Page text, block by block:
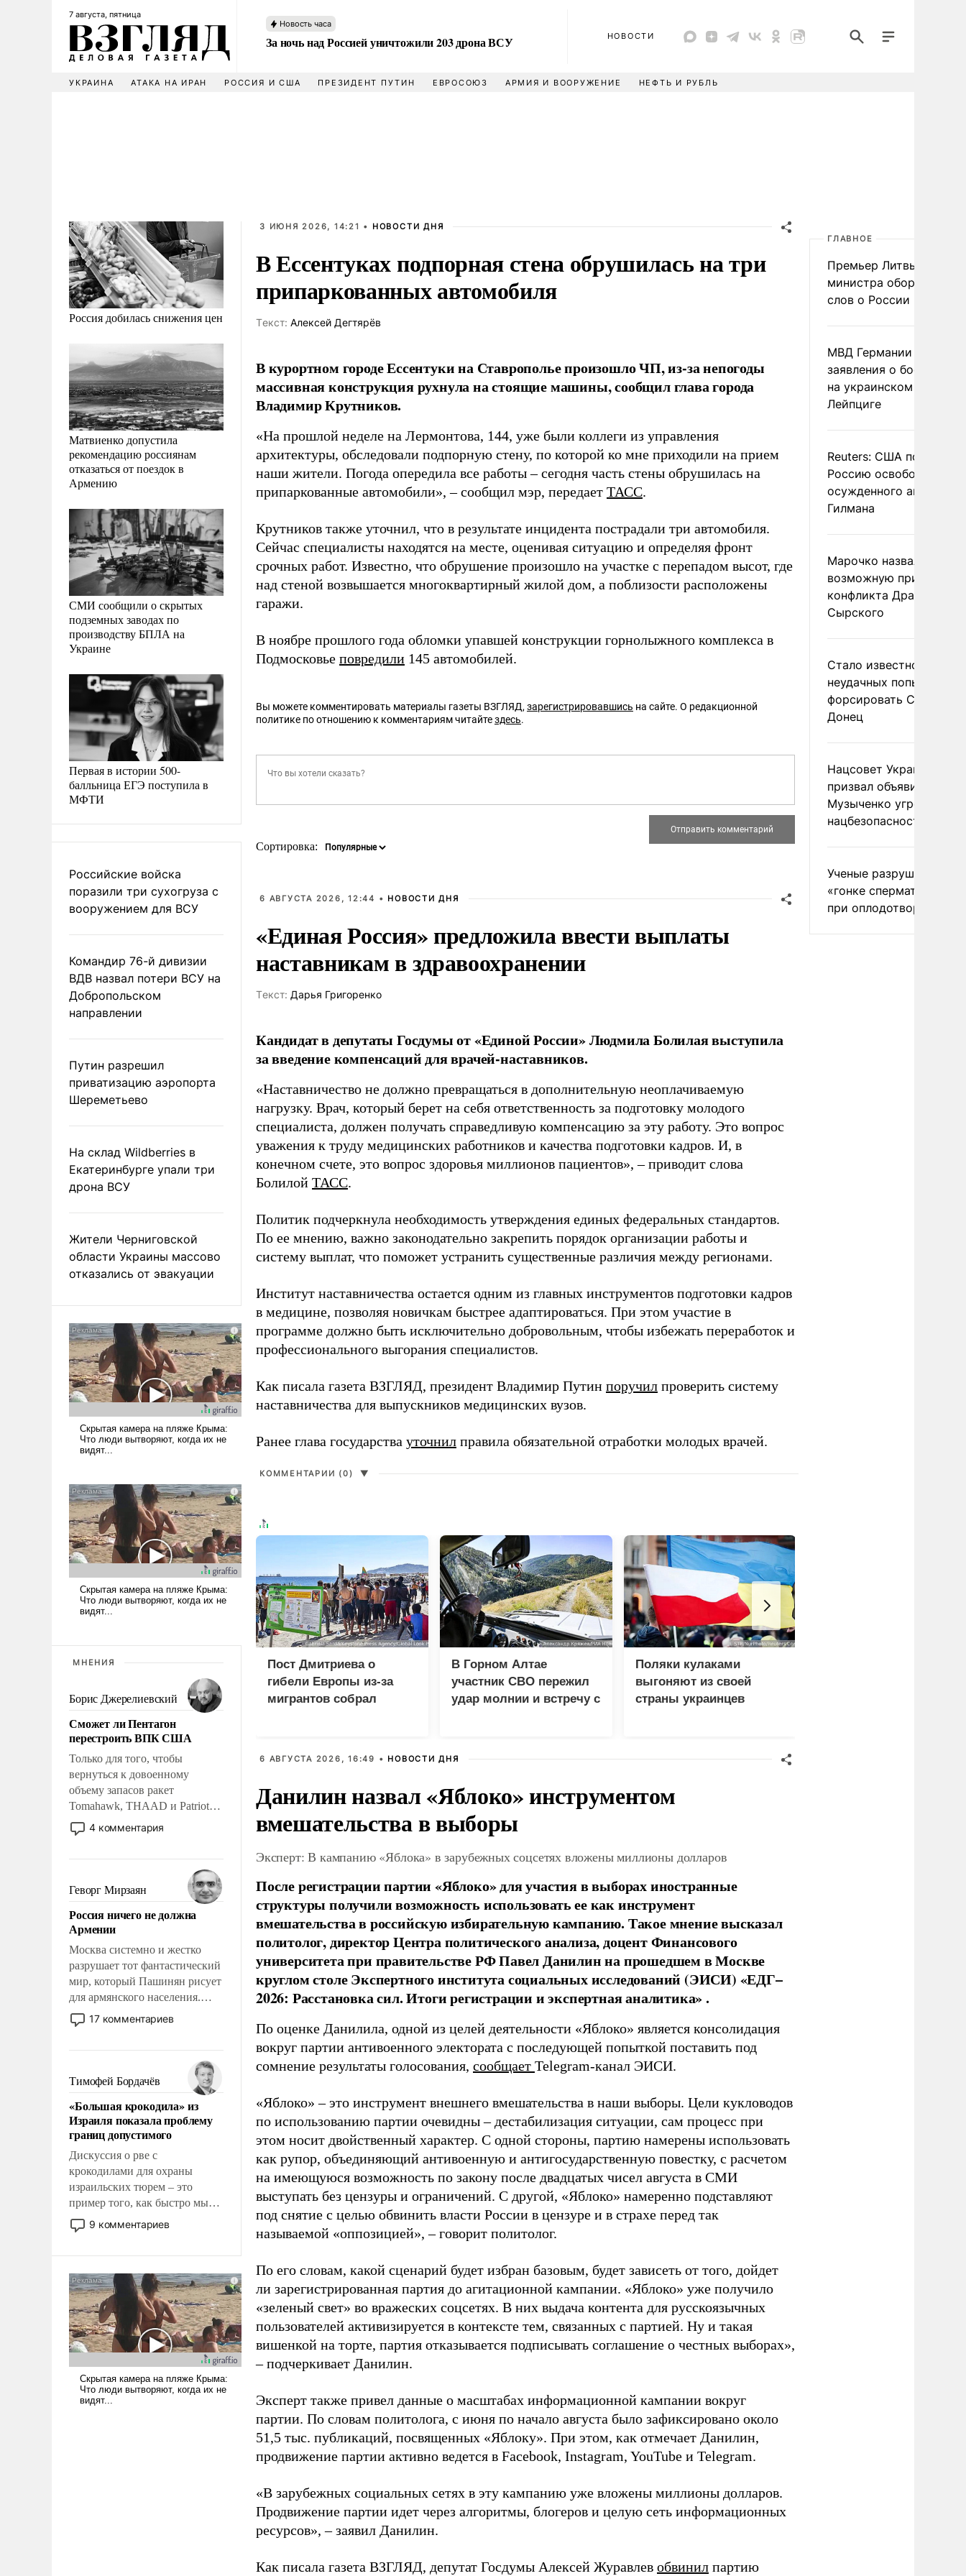
7 августа, пятница
Новость часа
За ночь над Россией уничтожили 203 дрона ВСУ НОВОСТИ
УКРАИНА АТАКА НА ИРАН РОССИЯ И США ПРЕЗИДЕНТ ПУТИН ЕВРОСОЮЗ АРМИЯ И ВООРУЖЕНИЕ НЕФТЬ И РУБЛЬ
Россия добилась снижения цен
Матвиенко допустила
рекомендацию россиянам
отказаться от поездок в
Армению
СМИ сообщили о скрытых
подземных заводах по
производству БПЛА на
Украине
Первая в истории 500-
балльница ЕГЭ поступила в
МФТИ
Российские войска
поразили три сухогруза с
вооружением для ВСУ
Командир 76-й дивизии
ВДВ назвал потери ВСУ на
Добропольском
направлении
Путин разрешил
приватизацию аэропорта
Шереметьево
На склад Wildberries в
Екатеринбурге упали три
дрона ВСУ
Жители Черниговской
области Украины массово
отказались от эвакуации
МНЕНИЯ
Борис Джерелиевский
Сможет ли Пентагон
перестроить ВПК США
Только для того, чтобы
вернуться к довоенному
объему запасов ракет
Tomahawk, THAAD и Patriot
США потребуется более трех
лет. Даже небольшая война с
Сложившаяся ситуация
означает многолетний период
уязвимости США, например,
перед Китаем.
4 комментария
Геворг Мирзаян
Россия ничего не должна
Армении
Москва системно и жестко
разрушает тот фантастический
мир, который Пашинян рисует
для армянского населения.
Мир, где политические
прожекты будут безусловно
налогоплательщиков и где
Еревану за свои поступки не
нужно отвечать.
17 комментариев
Тимофей Бордачёв
«Большая крокодила» из
Израиля показала проблему
границ допустимого
Дискуссия о рве с
крокодилами для охраны
израильских тюрем – это
пример того, как быстро мы
двигаемся по пути
революционных изменений.
псевдонаучной фантастики,
стало всерьез обсуждаемой
идеей.
9 комментариев
3 ИЮНЯ 2026, 14:21 • НОВОСТИ ДНЯ
В Ессентуках подпорная стена обрушилась на три
припаркованных автомобиля
Tекст: Алексей Дегтярёв
В курортном городе Ессентуки на Ставрополье произошло ЧП, из-за непогоды
массивная конструкция рухнула на стоящие машины, сообщил глава города
Владимир Крутников.
«На прошлой неделе на Лермонтова, 144, уже были коллеги из управления
архитектуры, обследовали подпорную стену, по которой ко мне приходили на прием
наши жители. Погода опередила все работы – сегодня часть стены обрушилась на
припаркованные автомобили», – сообщил мэр, передает ТАСС.
Крутников также уточнил, что в результате инцидента пострадали три автомобиля.
Сейчас специалисты находятся на месте, оценивая ситуацию и определяя фронт
срочных работ. Известно, что обрушение произошло на участке с перепадом высот, где
над стеной возвышается многоквартирный жилой дом, а поблизости расположены
гаражи.
В ноябре прошлого года обломки упавшей конструкции горнолыжного комплекса в
Подмосковье повредили 145 автомобилей.
Вы можете комментировать материалы газеты ВЗГЛЯД, зарегистрировавшись на сайте. О редакционной
политике по отношению к комментариям читайтездесь.
Сортировка:
6 АВГУСТА 2026, 12:44 • НОВОСТИ ДНЯ
«Единая Россия» предложила ввести выплаты
наставникам в здравоохранении
Tекст: Дарья Григоренко
Кандидат в депутаты Госдумы от «Единой России» Людмила Болилая выступила
за введение компенсаций для врачей-наставников.
«Наставничество не должно превращаться в дополнительную неоплачиваемую
нагрузку. Врач, который берет на себя ответственность за подготовку молодого
специалиста, должен получать справедливую компенсацию за эту работу. Это вопрос
уважения к труду медицинских работников и качества подготовки кадров. И, в
конечном счете, это вопрос здоровья миллионов пациентов», – приводит слова
Болилой ТАСС.
Политик подчеркнула необходимость утверждения единых федеральных стандартов.
По ее мнению, важно законодательно закрепить порядок организации работы и
систему выплат, что поможет устранить существенные различия между регионами.
Институт наставничества остается одним из главных инструментов подготовки кадров
в медицине, позволяя новичкам быстрее адаптироваться. При этом участие в
программе должно быть исключительно добровольным, чтобы избежать переработок и
профессионального выгорания специалистов.
Как писала газета ВЗГЛЯД, президент Владимир Путин поручил проверить систему
наставничества для выпускников медицинских вузов.
Ранее глава государства уточнил правила обязательной отработки молодых врачей.
КОММЕНТАРИИ (0) ▼
Пост Дмитриева о
гибели Европы из-за
мигрантов собрал
В Горном Алтае
участник СВО пережил
удар молнии и встречу с
Поляки кулаками
выгоняют из своей
страны украинцев
6 АВГУСТА 2026, 16:49 • НОВОСТИ ДНЯ
Данилин назвал «Яблоко» инструментом
вмешательства в выборы
Эксперт: В кампанию «Яблока» в зарубежных соцсетях вложены миллионы долларов
После регистрации партии «Яблоко» для участия в выборах иностранные
структуры получили возможность использовать ее как инструмент
вмешательства в российскую избирательную кампанию. Такое мнение высказал
политолог, директор Центра политического анализа, доцент Финансового
университета при правительстве РФ Павел Данилин на прошедшем в Москве
круглом столе Экспертного института социальных исследований (ЭИСИ) «ЕДГ–
2026: Расстановка сил. Итоги регистрации и экспертная аналитика» .
По оценке Данилила, одной из целей деятельности «Яблоко» является консолидация
вокруг партии антивоенного электората с последующей попыткой поставить под
сомнение результаты голосования, сообщает Telegram-канал ЭИСИ.
«Яблоко» – это инструмент внешнего вмешательства в наши выборы. Цели кукловодов
по использованию партии очевидны – дестабилизация ситуации, сам процесс при
этом носит двойственный характер. С одной стороны, партию намерены использовать
как рупор, объединяющий антивоенную и антигосударственную повестку, с расчетом
на имеющуюся возможность по закону после двадцатых чисел августа в СМИ
выступать без цензуры и ограничений. С другой, «Яблоко» намеренно подставляют
под снятие с целью обвинить власти России в цензуре и в страхе перед так
называемой «оппозицией», – говорит политолог.
По его словам, какой сценарий будет избран базовым, будет зависеть от того, дойдет
ли зарегистрированная партия до агитационной кампании. «Яблоко» уже получило
«зеленый свет» во вражеских соцсетях. В них выдача контента для русскоязычных
пользователей активизируется в контексте тем, связанных с партией. Ну и такая
вишенкой на торте, партия отказывается подписывать соглашение о честных выборах»,
– подчеркивает Данилин.
Эксперт также привел данные о масштабах информационной кампании вокруг
партии. По словам политолога, с июня по начало августа было зафиксировано около
51,5 тыс. публикаций, посвященных «Яблоку». При этом, как отмечает Данилин,
продвижение партии активно ведется в Facebook, Instagram, YouTube и Telegram.
«В зарубежных социальных сетях в эту кампанию уже вложены миллионы долларов.
Продвижение партии идет через алгоритмы, блогеров и целую сеть информационных
ресурсов», – заявил Данилин.
Как писала газета ВЗГЛЯД, депутат Госдумы Алексей Журавлев обвинил партию
ГЛАВНОЕ
Премьер Литвы осадил
министра обороны из-
слов о России
МВД Германии отвергло
заявления о
на украинском
Лейпциге
Reuters: США
Россию освободить
осужденного
Гилмана
Марочко назвал
возможную причину
конфликта Драпатого и
Сырского
Стало известно о
неудачных попытках
форсировать
Донец
Нацсовет Украины по
призвал объявить
Музыченко угрозой
нацбезопасности
Ученые разрушили миф
«гонке
при оплодотворении